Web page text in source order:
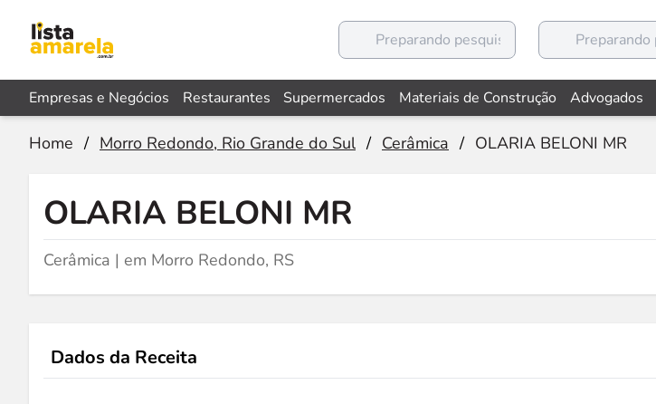
Empresas e Negócios Restaurantes Supermercados Materiais de Construção Advogados
Home / Morro Redondo, Rio Grande do Sul / Cerâmica / OLARIA BELONI MR
OLARIA BELONI MR
Cerâmica | em Morro Redondo, RS
Dados da Receita